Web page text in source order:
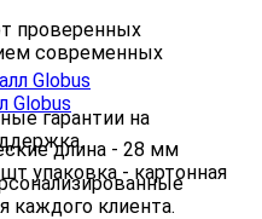
проверенных
современных
гарантии на
каждого клиента.
Globus
длина - 28 мм
упаковка - картонная